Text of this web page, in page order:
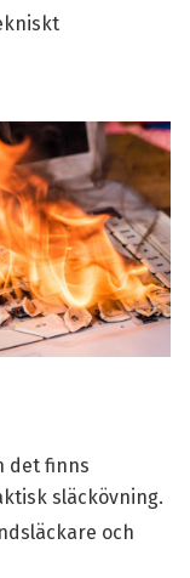
det finns
släckövning.
och